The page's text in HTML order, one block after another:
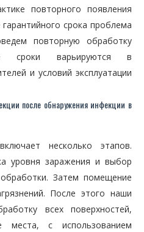
повторного появления
срока проблема
повторную обработку
сроки варьируются в
и условий эксплуатации
после обнаружения инфекции в
несколько этапов.
уровня заражения и выбор
Затем помещение
После этого наши
всех поверхностей,
места, с использованием